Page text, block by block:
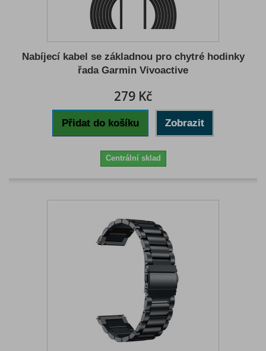
Nabíjecí kabel se základnou pro chytré hodinky
řada Garmin Vivoactive
279 Kč
Přidat do košíku Zobrazit
Centrální sklad